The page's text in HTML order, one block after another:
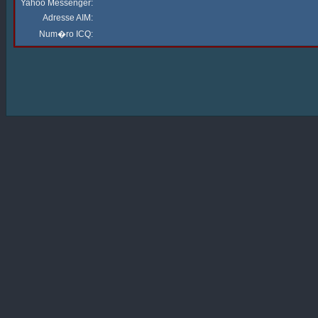
Yahoo Messenger:
Adresse AIM:
Num�ro ICQ: